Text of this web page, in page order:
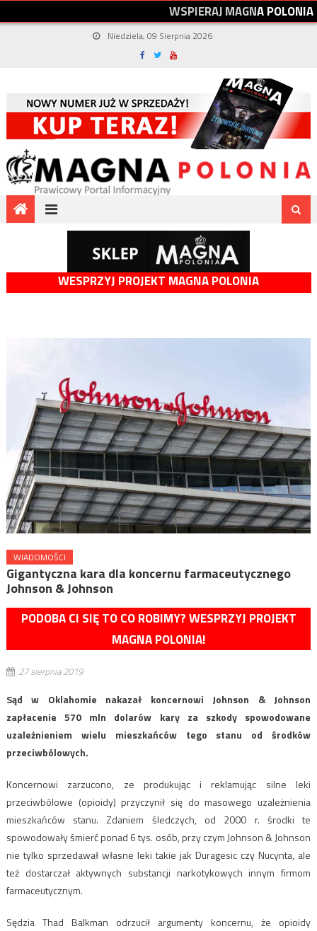
WSPIERAJMAGNAPOLONIA
Niedziela, 09 Sierpnia 2026
WESPRZYJ PROJEKT MAGNA POLONIA
WIADOMOŚCI
Gigantyczna kara dla koncernu farmaceutycznego
Johnson & Johnson
PODOBA CI SIĘ TO CO ROBIMY? WESPRZYJ PROJEKT
MAGNA POLONIA!
27 sierpnia 2019
Sąd w Oklahomie nakazał koncernowi Johnson & Johnson
zapłacenie 570 mln dolarów kary za szkody spowodowane
uzależnieniem wielu mieszkańców tego stanu od środków
przeciwbólowych.
Koncernowi zarzucono, ze produkując i reklamując silne leki
przeciwbólowe (opioidy) przyczynił się do masowego uzależnienia
mieszkańców stanu. Zdaniem śledczych, od 2000 r. środki te
spowodowały śmierć ponad 6 tys. osób, przy czym Johnson & Johnson
nie tylko sprzedawał własne leki takie jak Duragesic czy Nucynta, ale
też dostarczał aktywnych substancji narkotykowych innym firmom
farmaceutycznym.
Sędzia Thad Balkman odrzucił argumenty koncernu, że opioidy